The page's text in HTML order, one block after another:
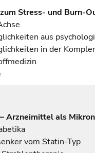
Stress- und Burn-
aus
in der
Arzneimittel als
vom Statin-Typ